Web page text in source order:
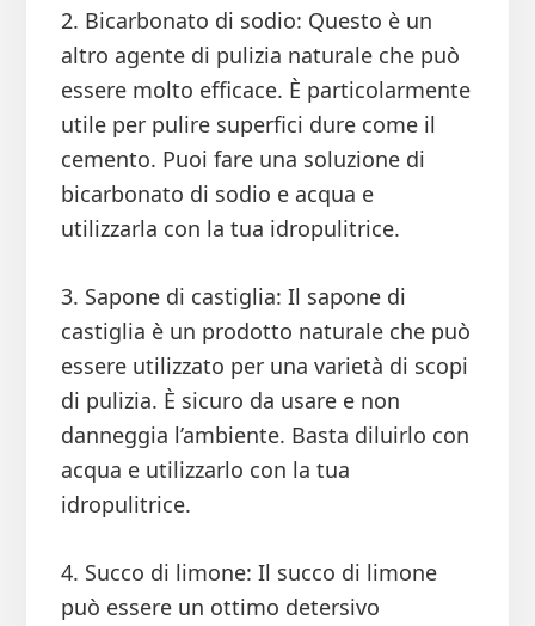
2. Bicarbonato di sodio: Questo è un
altro agente di pulizia naturale che può
essere molto efficace. È particolarmente
utile per pulire superfici dure come il
cemento. Puoi fare una soluzione di
bicarbonato di sodio e acqua e
utilizzarla con la tua idropulitrice.
3. Sapone di castiglia: Il sapone di
castiglia è un prodotto naturale che può
essere utilizzato per una varietà di scopi
di pulizia. È sicuro da usare e non
danneggia l’ambiente. Basta diluirlo con
acqua e utilizzarlo con la tua
idropulitrice.
4. Succo di limone: Il succo di limone
può essere un ottimo detersivo